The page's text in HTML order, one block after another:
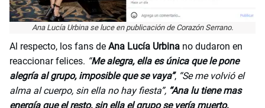
Ana Lucía Urbina se luce en publicación de Corazón Serrano.
Al respecto, los fans de Ana Lucía Urbina no dudaron en
reaccionar felices. “Me alegra, ella es única que le pone
alegría al grupo, imposible que se vaya”, “Se me volvió el
alma al cuerpo, sin ella no hay fiesta”, “Ana lu tiene mas
energía que el resto, sin ella el grupo se vería muerto,